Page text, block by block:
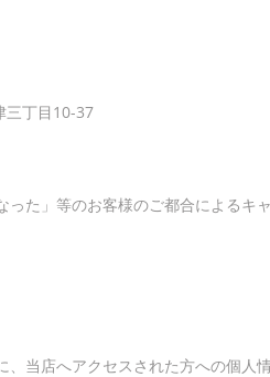
丁目10-37
った」等のお客様のご都合によるキ
当店へアクセスされた方への個人